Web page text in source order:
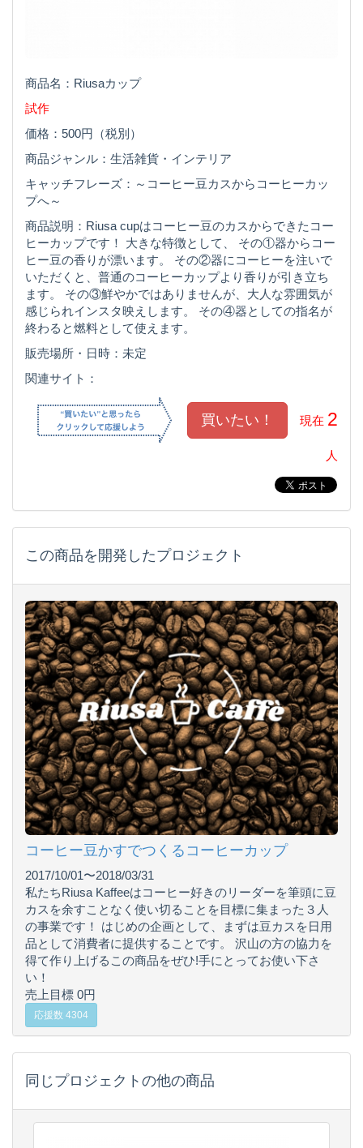
商品名：Riusaカップ
試作
価格：500円（税別）
商品ジャンル：生活雑貨・インテリア
キャッチフレーズ：～コーヒー豆カスからコーヒーカッ
プへ～
商品説明：Riusa cupはコーヒー豆のカスからできたコー
ヒーカップです！ 大きな特徴として、 その①器からコー
ヒー豆の香りが漂います。 その②器にコーヒーを注いで
いただくと、普通のコーヒーカップより香りが引き立ち
ます。 その③鮮やかではありませんが、大人な雰囲気が
感じられインスタ映えします。 その④器としての指名が
終わると燃料として使えます。
販売場所・日時：未定
関連サイト：
現在 2
人
この商品を開発したプロジェクト
コーヒー豆かすでつくるコーヒーカップ
2017/10/01〜2018/03/31
私たちRiusa Kaffeeはコーヒー好きのリーダーを筆頭に豆
カスを余すことなく使い切ることを目標に集まった３人
の事業です！ はじめの企画として、まずは豆カスを日用
品として消費者に提供することです。 沢山の方の協力を
得て作り上げるこの商品をぜひ!手にとってお使い下さ
い！
売上目標 0円
応援数 4304
同じプロジェクトの他の商品